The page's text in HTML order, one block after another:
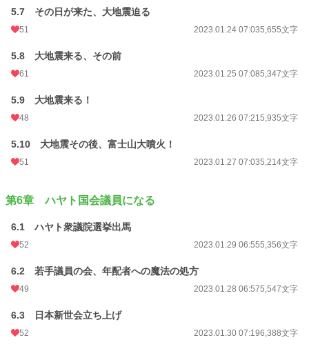
5.7 その日が来た、大地震迫る
51 2023.01.24 07:035,655文字
5.8 大地震来る、その前
61 2023.01.25 07:085,347文字
5.9 大地震来る！
48 2023.01.26 07:215,935文字
5.10 大地震その後、富士山大噴火！
51 2023.01.27 07:035,214文字
第6章 ハヤト国会議員になる
6.1 ハヤト衆議院選挙出馬
52 2023.01.29 06:555,356文字
6.2 若手議員の会、年配者への魔法の処方
49 2023.01.28 06:575,547文字
6.3 日本新世会立ち上げ
52 2023.01.30 07:196,388文字